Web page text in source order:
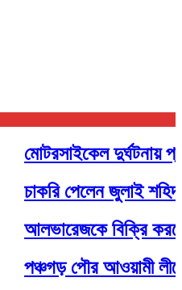
মোটরসাইকেল দুর্ঘটনায়
চাকরি পেলেন জুলাই
আলভারেজকে বিক্রি করবে
পঞ্চগড় পৌর আওয়ামী